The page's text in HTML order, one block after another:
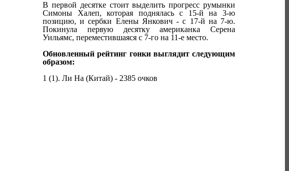
В первой десятке стоит выделить прогресс румынки
Симоны Халеп, которая поднялась с 15-й на 3-ю
позицию, и сербки Елены Янкович - с 17-й на 7-ю.
Покинула первую десятку американка Серена
Уильямс, переместившаяся с 7-го на 11-е место.
Обновленный рейтинг гонки выглядит следующим
образом:
1 (1). Ли На (Китай) - 2385 очков